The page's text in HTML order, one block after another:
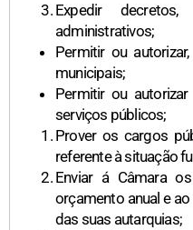
Expedir
administrativos;
Permitir ou
municipais;
Permitir ou
serviços públicos;
Prover os cargos
referente à situação
Enviar á Câmara
orçamento anual e
das suas autarquias;